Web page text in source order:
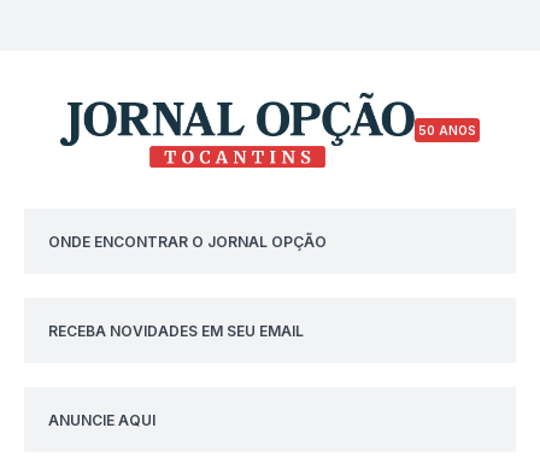
50 ANOS
ONDE ENCONTRAR O JORNAL OPÇÃO
RECEBA NOVIDADES EM SEU EMAIL
ANUNCIE AQUI